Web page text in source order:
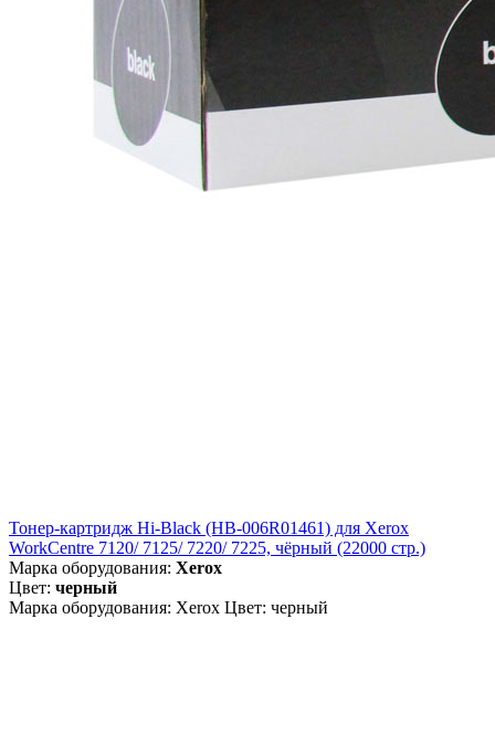
Тонер-картридж Hi-Black (HB-006R01461) для Xerox
WorkCentre 7120/ 7125/ 7220/ 7225, чёрный (22000 стр.)
Марка оборудования: Xerox
Цвет: черный
Марка оборудования: Xerox Цвет: черный